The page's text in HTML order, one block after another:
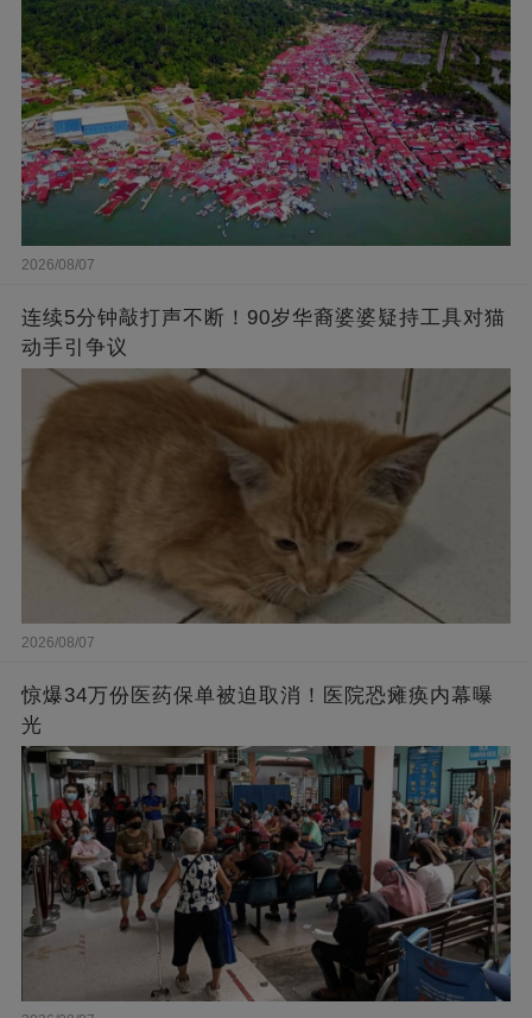
2026/08/07
连续5分钟敲打声不断！90岁华裔婆婆疑持工具对猫
动手引争议
2026/08/07
惊爆34万份医药保单被迫取消！医院恐瘫痪内幕曝
光